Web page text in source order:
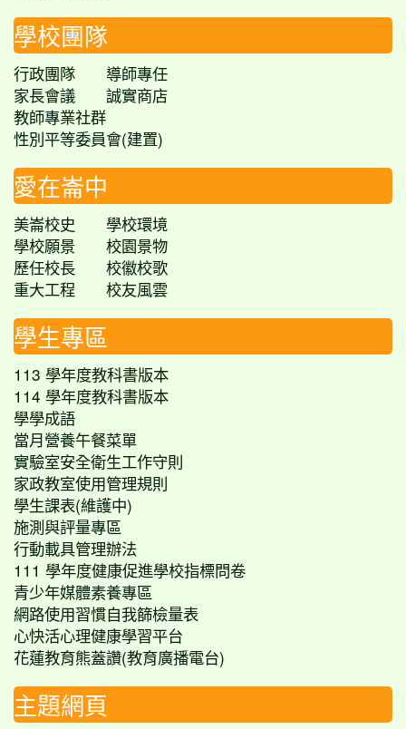
學校團隊
行政團隊
導師專任
家長會議
誠實商店
教師專業社群
性別平等委員會(建置)
愛在崙中
美崙校史
學校環境
學校願景
校園景物
歷任校長
校徽校歌
重大工程
校友風雲
學生專區
113 學年度教科書版本
114 學年度教科書版本
學學成語
當月營養午餐菜單
實驗室安全衛生工作守則
家政教室使用管理規則
學生課表(維護中)
施測與評量專區
行動載具管理辦法
111 學年度健康促進學校指標問卷
青少年媒體素養專區
網路使用習慣自我篩檢量表
心快活心理健康學習平台
花蓮教育熊蓋讚(教育廣播電台)
主題網頁